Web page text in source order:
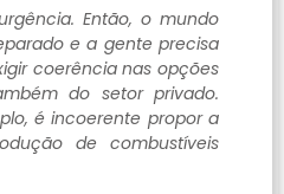
Então, o mundo
e a gente precisa
coerência nas opções
do setor privado.
é incoerente propor a
de combustíveis